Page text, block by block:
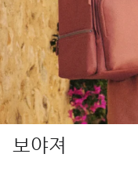
보야져